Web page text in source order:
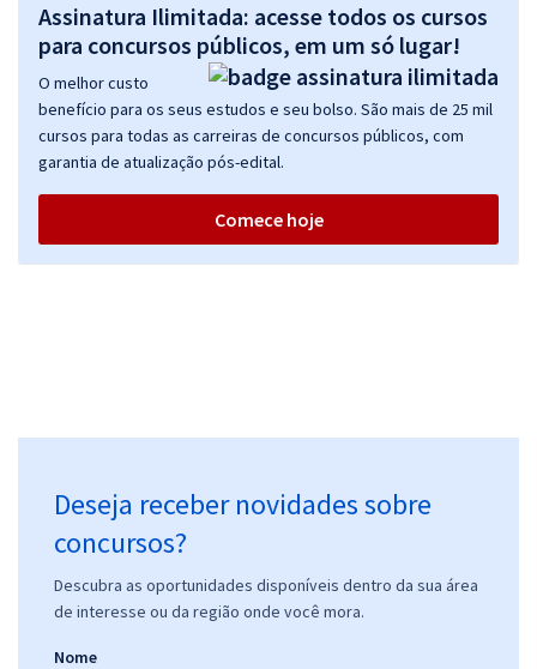
Assinatura Ilimitada: acesse todos os cursos
para concursos públicos, em um só lugar!
O melhor custo
benefício para os seus estudos e seu bolso. São mais de 25 mil
cursos para todas as carreiras de concursos públicos, com
garantia de atualização pós-edital.
Comece hoje
Deseja receber novidades sobre
concursos?
Descubra as oportunidades disponíveis dentro da sua área
de interesse ou da região onde você mora.
Nome